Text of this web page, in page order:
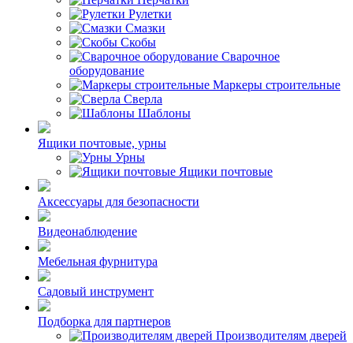
Рулетки
Смазки
Скобы
Сварочное
оборудование
Маркеры строительные
Сверла
Шаблоны
Ящики почтовые, урны
Урны
Ящики почтовые
Аксессуары для безопасности
Видеонаблюдение
Мебельная фурнитура
Садовый инструмент
Подборка для партнеров
Производителям дверей